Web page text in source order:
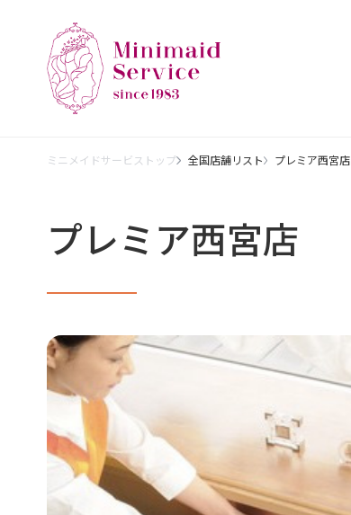
ミニメイドサービストップ 全国店舗リスト プレミア西宮店
プレミア西宮店